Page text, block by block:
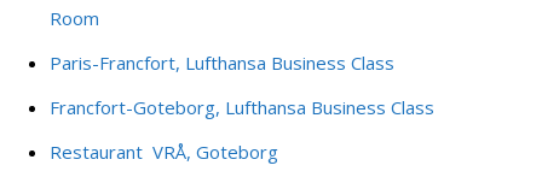
Room
Paris-Francfort, Lufthansa Business Class
Francfort-Goteborg, Lufthansa Business Class
Restaurant VRÅ, Goteborg